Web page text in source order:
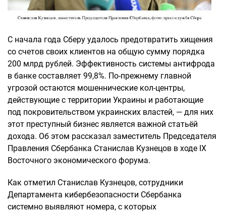
С начала года Сберу удалось предотвратить хищения
со счетов своих клиентов на общую сумму порядка
200 млрд рублей. Эффективность системы антифрода
в банке составляет 99,8%. По-прежнему главной
угрозой остаются мошеннические кол-центры,
действующие с территории Украины и работающие
под покровительством украинских властей, — для них
этот преступный бизнес является важной статьёй
дохода. Об этом рассказал заместитель Председателя
Правления Сбербанка Станислав Кузнецов в ходе IX
Восточного экономического форума.
Как отметил Станислав Кузнецов, сотрудники
Департамента кибербезопасности Сбербанка
системно выявляют номера, с которых